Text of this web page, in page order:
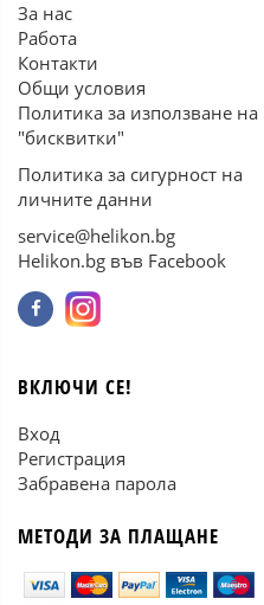
За нас
Работа
Контакти
Общи условия
Политика за използване на
"бисквитки"
Политика за сигурност на
личните данни
service@helikon.bg
Helikon.bg във Facebook
ВКЛЮЧИ СЕ!
Вход
Регистрация
Забравена парола
МЕТОДИ ЗА ПЛАЩАНЕ